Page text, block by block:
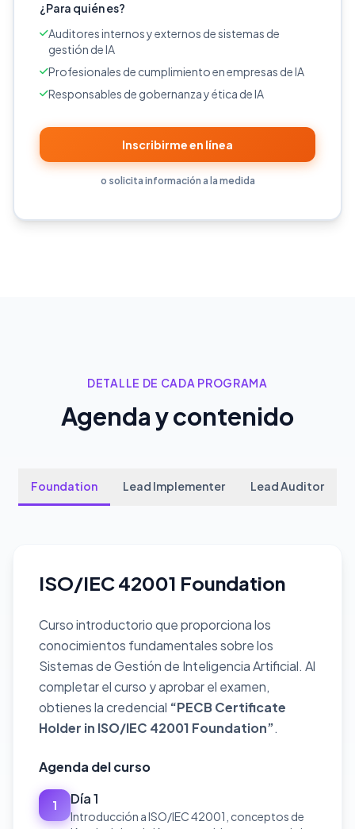
¿Para quién es?
Auditores internos y externos de sistemas de
gestión de IA
Profesionales de cumplimiento en empresas de IA
Responsables de gobernanza y ética de IA
Inscribirme en línea
o solicita información a la medida
DETALLE DE CADA PROGRAMA
Agenda y contenido
Foundation Lead Implementer Lead Auditor
ISO/IEC 42001 Foundation
Curso introductorio que proporciona los
conocimientos fundamentales sobre los
Sistemas de Gestión de Inteligencia Artificial. Al
completar el curso y aprobar el examen,
obtienes la credencial “PECB Certificate
Holder in ISO/IEC 42001 Foundation”.
Agenda del curso
1 Día 1
Introducción a ISO/IEC 42001, conceptos de